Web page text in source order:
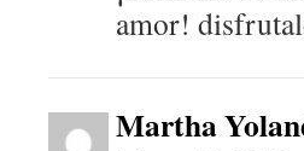
amor!
Martha